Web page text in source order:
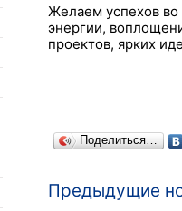
Желаем успехов во
энергии,
проектов, ярких
Поделиться…
Предыдущие